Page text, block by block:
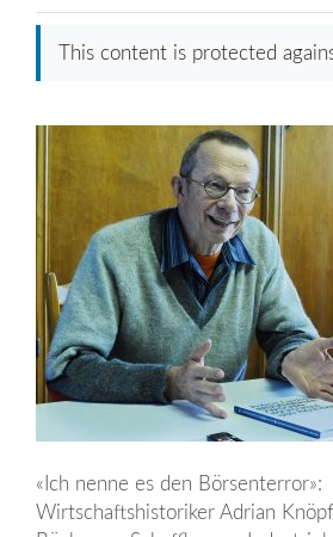
This content is protected
«Ich nenne es den Börsenterror»:
Wirtschaftshistoriker Adrian